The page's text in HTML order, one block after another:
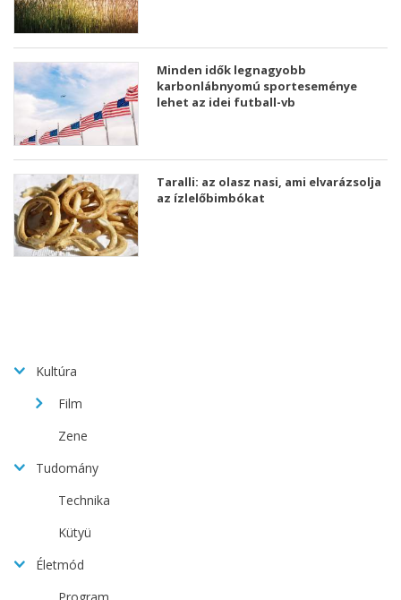
Minden idők legnagyobb
karbonlábnyomú sporteseménye
lehet az idei futball-vb
Taralli: az olasz nasi, ami elvarázsolja
az ízlelőbimbókat
Kultúra
Film
Zene
Tudomány
Technika
Kütyü
Életmód